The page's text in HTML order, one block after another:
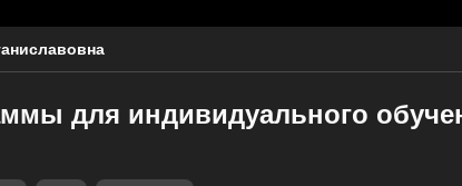
для индивидуального